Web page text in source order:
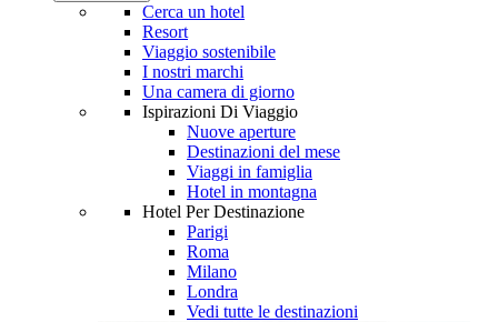
Cerca un hotel
Resort
Viaggio sostenibile
I nostri marchi
Una camera di giorno
Ispirazioni Di Viaggio
Nuove aperture
Destinazioni del mese
Viaggi in famiglia
Hotel in montagna
Hotel Per Destinazione
Parigi
Roma
Milano
Londra
Vedi tutte le destinazioni